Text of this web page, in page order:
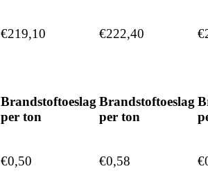
€219,10 €222,40
Brandstoftoeslag
per ton
Brandstoftoeslag
per ton
€0,50 €0,58